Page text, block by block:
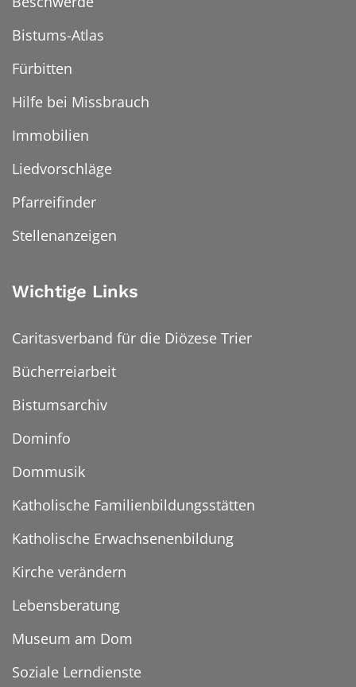
Bistums-Atlas
Fürbitten
Hilfe bei Missbrauch
Immobilien
Liedvorschläge
Pfarreifinder
Stellenanzeigen
Wichtige Links
Caritasverband für die Diözese Trier
Bücherreiarbeit
Bistumsarchiv
Dominfo
Dommusik
Katholische Familienbildungsstätten
Katholische Erwachsenenbildung
Kirche verändern
Lebensberatung
Museum am Dom
Soziale Lerndienste